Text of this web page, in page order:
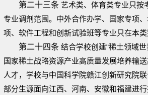
第二十三条 艺术类、体育类专业只按
专业调剂范围。中外合作办学、国家专项
项、软件工程和创新试验班等专业只在本类
第二十四条 结合学校创建“稀土领域
国家稀土战略资源产业高质量发展培养输
人才，学校与中国科学院赣江创新研究院联
部分生源面向江西、河南、安徽和福建进